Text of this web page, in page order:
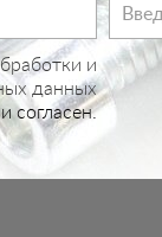
и
данных
согласен.